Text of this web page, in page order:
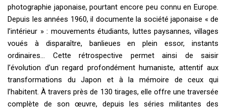
photographie japonaise, pourtant encore peu connu en Europe.
Depuis les années 1960, il documente la société japonaise « de
l’intérieur » : mouvements étudiants, luttes paysannes, villages
voués à disparaître, banlieues en plein essor, instants
ordinaires… Cette rétrospective permet ainsi de saisir
l’évolution d’un regard profondément humaniste, attentif aux
transformations du Japon et à la mémoire de ceux qui
l’habitent. À travers près de 130 tirages, elle offre une traversée
complète de son œuvre, depuis les séries militantes des